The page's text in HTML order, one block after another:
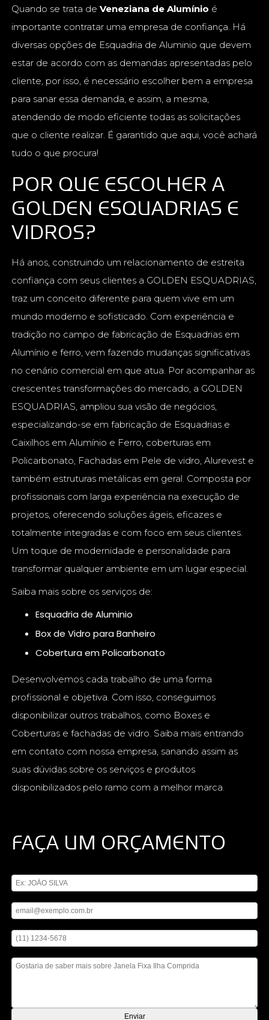
Quando se trata deVeneziana de Alumínio é
importante contratar uma empresa de confiança. Há
diversas opções de Esquadria de Aluminio que devem
estar de acordo com as demandas apresentadas pelo
cliente, por isso, é necessário escolher bem a empresa
para sanar essa demanda, e assim, a mesma,
atendendo de modo eficiente todas as solicitações
que o cliente realizar. É garantido que aqui, você achará
tudo o que procura!
POR QUE ESCOLHER A
GOLDEN ESQUADRIAS E
VIDROS?
Há anos, construindo um relacionamento de estreita
confiança com seus clientes a GOLDEN ESQUADRIAS,
traz um conceito diferente para quem vive em um
mundo moderno e sofisticado. Com experiência e
tradição no campo de fabricação de Esquadrias em
Alumínio e ferro, vem fazendo mudanças significativas
no cenário comercial em que atua. Por acompanhar as
crescentes transformações do mercado, a GOLDEN
ESQUADRIAS, ampliou sua visão de negócios,
especializando-se em fabricação de Esquadrias e
Caixilhos em Alumínio e Ferro, coberturas em
Policarbonato, Fachadas em Pele de vidro, Alurevest e
também estruturas metálicas em geral. Composta por
profissionais com larga experiência na execução de
projetos, oferecendo soluções ágeis, eficazes e
totalmente integradas e com foco em seus clientes.
Um toque de modernidade e personalidade para
transformar qualquer ambiente em um lugar especial.
Saiba mais sobre os serviços de:
Esquadria de Aluminio
Box de Vidro para Banheiro
Cobertura em Policarbonato
Desenvolvemos cada trabalho de uma forma
profissional e objetiva. Com isso, conseguimos
disponibilizar outros trabalhos, como Boxes e
Coberturas e fachadas de vidro. Saiba mais entrando
em contato com nossa empresa, sanando assim as
suas dúvidas sobre os serviços e produtos
disponibilizados pelo ramo com a melhor marca.
FAÇA UM ORÇAMENTO